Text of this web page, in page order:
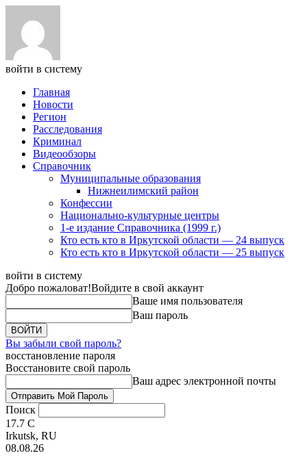
войти в систему
Главная
Новости
Регион
Расследования
Криминал
Видеообзоры
Справочник
Муниципальные образования
Нижнеилимский район
Конфессии
Национально-культурные центры
1-е издание Справочника (1999 г.)
Кто есть кто в Иркутской области — 24 выпуск
Кто есть кто в Иркутской области — 25 выпуск
войти в систему
Добро пожаловат!Войдите в свой аккаунт
Ваше имя пользователя
Ваш пароль
Вы забыли свой пароль?
восстановление пароля
Восстановите свой пароль
Ваш адрес электронной почты
Поиск
17.7 C
Irkutsk, RU
08.08.26